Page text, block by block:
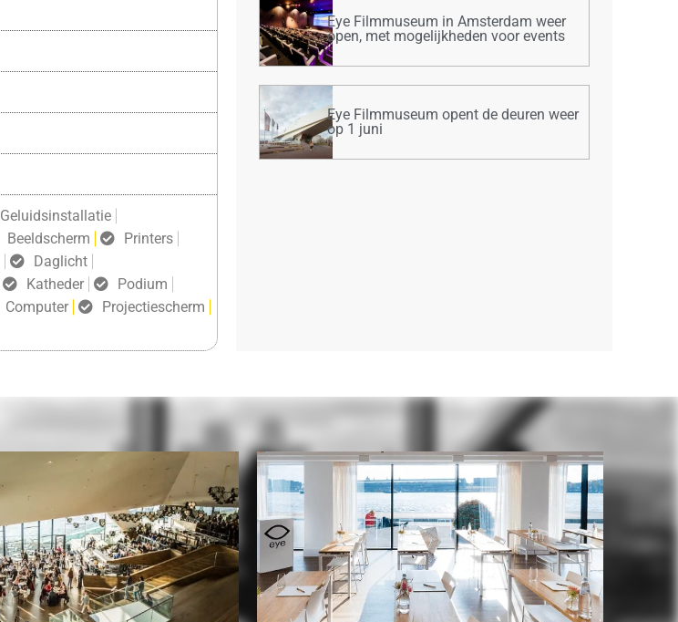
Geluidsinstallatie
Beeldscherm
Printers
Daglicht
Katheder
Podium
Computer
Projectiescherm
Eye Filmmuseum in Amsterdam weer
open, met mogelijkheden voor events
Eye Filmmuseum opent de deuren weer
op 1 juni